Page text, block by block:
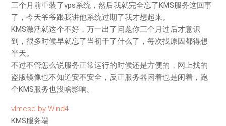
三个月前重装了vps系统，然后我就完全忘了KMS服务这回事
了，今天爷爷跟我讲他系统过期了我才想起来。
KMS激活就这个不好，万一出了问题你三个月过后才意识
到，很多时候早就忘了当初干了什么了，每次找原因都得想
半天。
不过不管怎么说服务正常运行的时候还是方便的，网上找的
盗版镜像也不知道安不安全，反正服务器闲着也是闲着，跑
个KMS服务也没啥影响。
vlmcsd by Wind4
KMS服务端